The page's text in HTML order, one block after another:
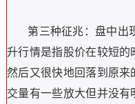
第三种征兆：盘中出
升行情是指股价在较短的
然后又很快地回落到原
交量有一些放大但并没有